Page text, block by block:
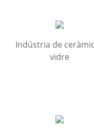
Indústria de
vidre